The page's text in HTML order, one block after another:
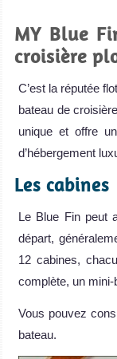
MY Blue
croisière
C’est la réputée
bateau de
unique et offre
d’hébergement
Les cabines
Le Blue Fin peut
départ,
12 cabines,
complète, un mini-
Vous pouvez
bateau.